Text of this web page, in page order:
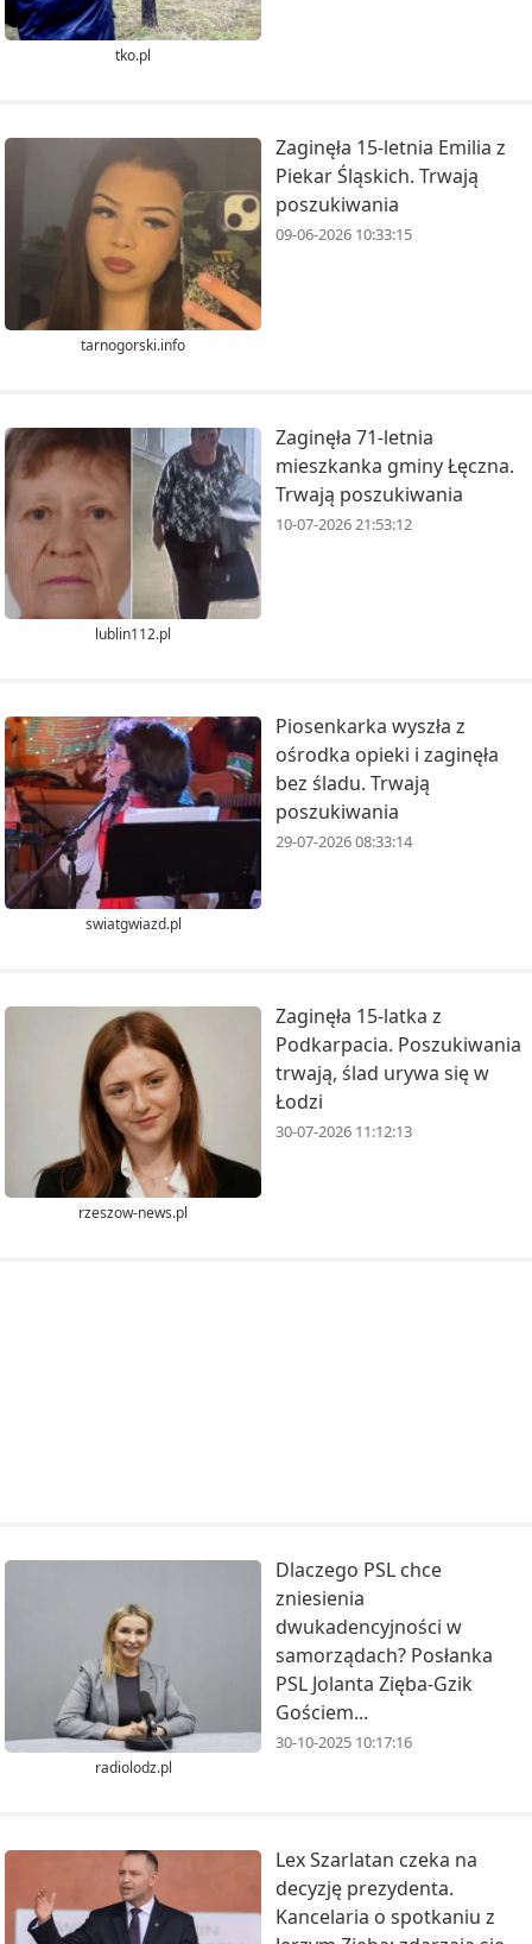
tko.pl
tarnogorski.info
Zaginęła 15-letnia Emilia z
Piekar Śląskich. Trwają
poszukiwania
09-06-2026 10:33:15
lublin112.pl
Zaginęła 71-letnia
mieszkanka gminy Łęczna.
Trwają poszukiwania
10-07-2026 21:53:12
swiatgwiazd.pl
Piosenkarka wyszła z
ośrodka opieki i zaginęła
bez śladu. Trwają
poszukiwania
29-07-2026 08:33:14
rzeszow-news.pl
Zaginęła 15-latka z
Podkarpacia. Poszukiwania
trwają, ślad urywa się w
Łodzi
30-07-2026 11:12:13
radiolodz.pl
Dlaczego PSL chce
zniesienia
dwukadencyjności w
samorządach? Posłanka
PSL Jolanta Zięba-Gzik
Gościem...
30-10-2025 10:17:16
Lex Szarlatan czeka na
decyzję prezydenta.
Kancelaria o spotkaniu z